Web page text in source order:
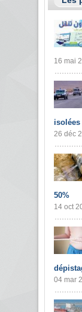
16 mai
isolées
26 déc
50%
14 oct
04 mar